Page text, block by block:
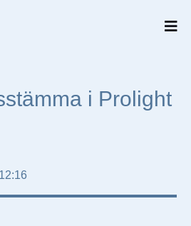
i Prolight
12:16